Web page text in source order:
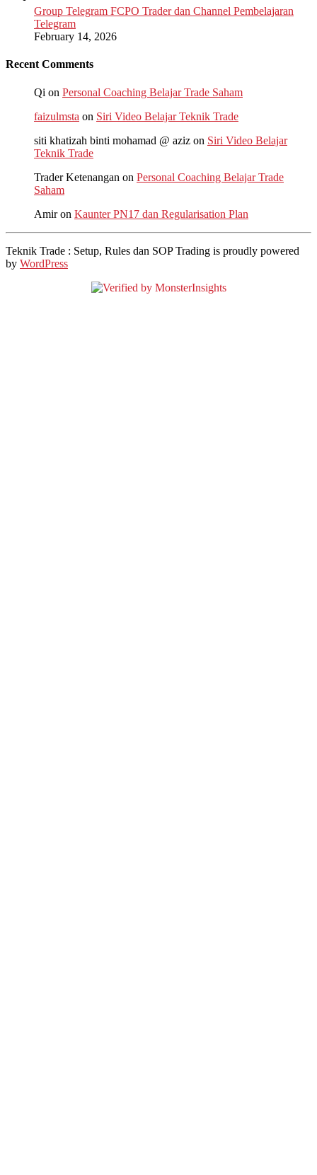
Group Telegram FCPO Trader dan Channel Pembelajaran
Telegram
February 14, 2026
Recent Comments
Qi on Personal Coaching Belajar Trade Saham
faizulmsta on Siri Video Belajar Teknik Trade
siti khatizah binti mohamad @ aziz on Siri Video Belajar
Teknik Trade
Trader Ketenangan on Personal Coaching Belajar Trade
Saham
Amiron Kaunter PN17 dan Regularisation Plan
Teknik Trade : Setup, Rules dan SOP Trading is proudly powered
by WordPress